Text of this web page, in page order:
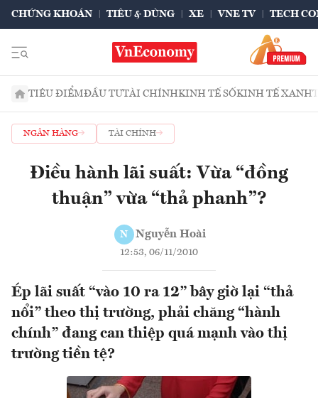
CHỨNG KHOÁN TIÊU & DÙNG XE VNE TV TECH
TIÊU ĐIỂMĐẦU TƯTÀI CHÍNHKINH TẾ SỐKINH TẾ XANH
NGÂN HÀNG TÀI CHÍNH
Điều hành lãi suất: Vừa “đồng
thuận” vừa “thả phanh”?
N Nguyễn Hoài
12:53, 06/11/2010
Ép lãi suất “vào 10 ra 12” bây giờ lại “thả
nổi” theo thị trường, phải chăng “hành
chính” đang can thiệp quá mạnh vào thị
trường tiền tệ?